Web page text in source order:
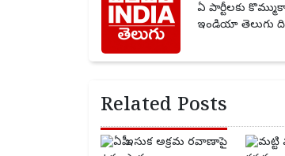
ఏ పార్టీలకు
ఇండియా తెలుగు
Related Posts